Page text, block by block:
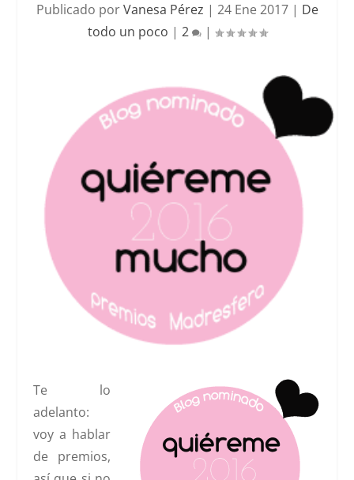
Publicado porVanesa Pérez | 24 Ene 2017| De
todo un poco | 2 |
Te lo
adelanto:
voy a hablar
de premios,